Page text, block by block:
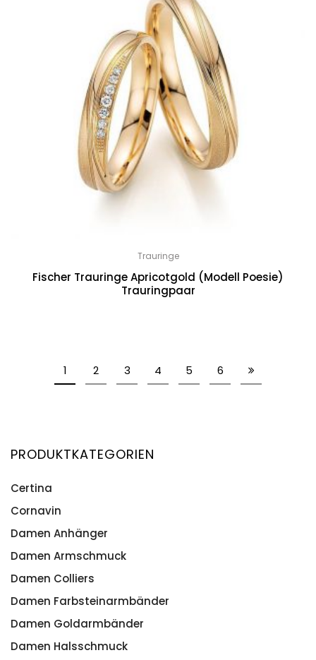
Trauringe
Fischer Trauringe Apricotgold (Modell Poesie)
Trauringpaar
1 2 3 4 5 6
PRODUKTKATEGORIEN
Certina
Cornavin
Damen Anhänger
Damen Armschmuck
Damen Colliers
Damen Farbsteinarmbänder
Damen Goldarmbänder
Damen Halsschmuck